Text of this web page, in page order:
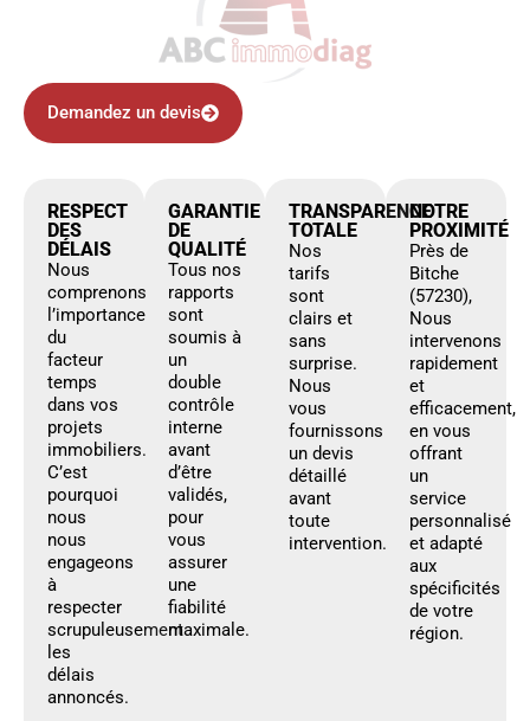
Demandez un devis
RESPECT
DES
DÉLAIS
Nous
comprenons
l’importance
du
facteur
temps
dans vos
projets
immobiliers.
C’est
pourquoi
nous
nous
engageons
à
respecter
scrupuleusement
les
délais
annoncés.
GARANTIE
DE
QUALITÉ
Tous nos
rapports
sont
soumis à
un
double
contrôle
interne
avant
d’être
validés,
pour
vous
assurer
une
fiabilité
maximale.
TRANSPARENCE
TOTALE
Nos
tarifs
sont
clairs et
sans
surprise.
Nous
vous
fournissons
un devis
détaillé
avant
toute
intervention.
NOTRE
PROXIMITÉ
Près de
Bitche
(57230),
Nous
intervenons
rapidement
et
efficacement,
en vous
offrant
un
service
personnalisé
et adapté
aux
spécificités
de votre
région.